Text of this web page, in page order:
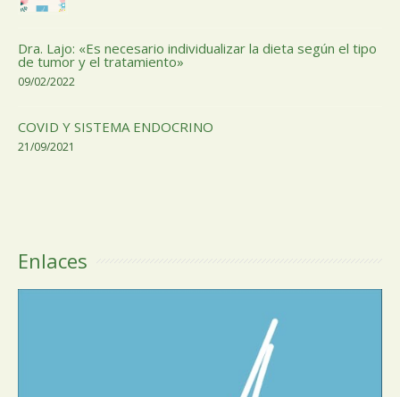
Dra. Lajo: «Es necesario individualizar la dieta según el tipo
de tumor y el tratamiento»
09/02/2022
COVID Y SISTEMA ENDOCRINO
21/09/2021
Enlaces